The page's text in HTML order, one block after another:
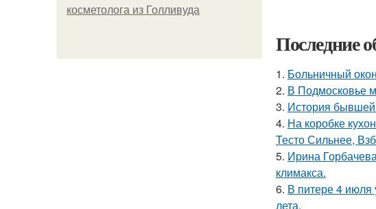
косметолога из Голливуда
Последние
1. Больничный
2. В Подмосковье
3. История бывшей
4. На коробке
Тесто Сильнее,
5. Ирина
климакса.
6. В питере 4 июля
лета.